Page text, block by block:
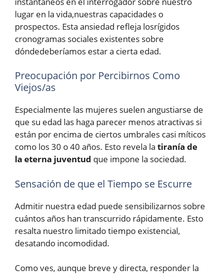
lugar en la vida,nuestras capacidades o
prospectos. Esta ansiedad refleja losrígidos
cronogramas sociales existentes sobre
dóndedeberíamos estar a cierta edad.
Preocupación por Percibirnos Como
Viejos/as
Especialmente las mujeres suelen angustiarse de
que su edad las haga parecer menos atractivas si
están por encima de ciertos umbrales casi míticos
como los 30 o 40 años. Esto revela la tiranía de
la eterna juventud que impone la sociedad.
Sensación de que el Tiempo se Escurre
Admitir nuestra edad puede sensibilizarnos sobre
cuántos años han transcurrido rápidamente. Esto
resalta nuestro limitado tiempo existencial,
desatando incomodidad.
Como ves, aunque breve y directa, responder la